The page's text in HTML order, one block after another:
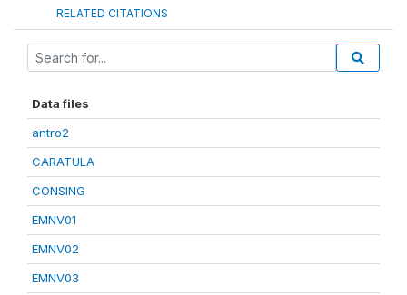
RELATED CITATIONS
Data files
antro2
CARATULA
CONSING
EMNV01
EMNV02
EMNV03